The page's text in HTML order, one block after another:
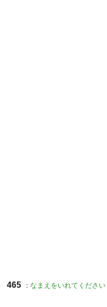
465 : なまえをいれてください